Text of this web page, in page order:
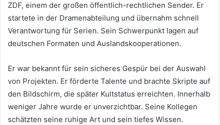
ZDF, einem der großen öffentlich-rechtlichen Sender. Er
startete in der Dramenabteilung und übernahm schnell
Verantwortung für Serien. Sein Schwerpunkt lagen auf
deutschen Formaten und Auslandskooperationen.
Er war bekannt für sein sicheres Gespür bei der Auswahl
von Projekten. Er förderte Talente und brachte Skripte auf
den Bildschirm, die später Kultstatus erreichten. Innerhalb
weniger Jahre wurde er unverzichtbar. Seine Kollegen
schätzten seine ruhige Art und sein tiefes Wissen.